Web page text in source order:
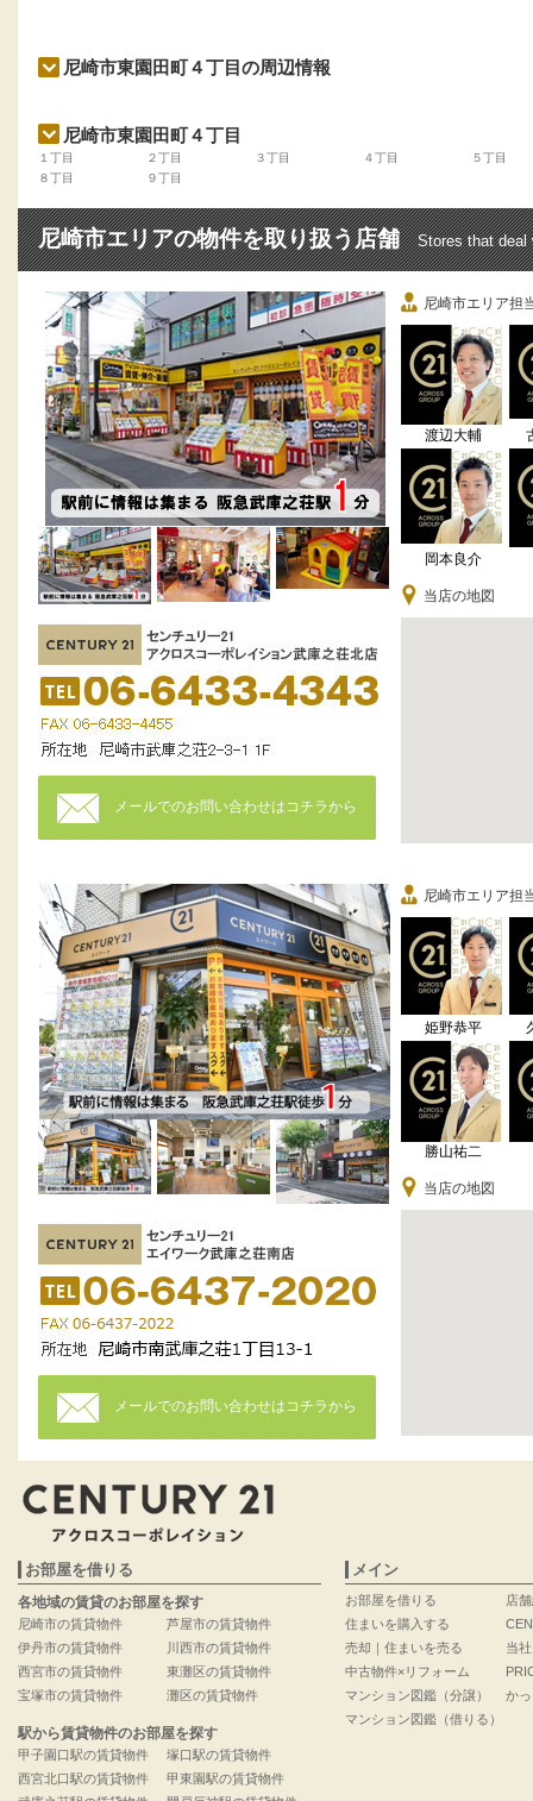
尼崎市東園田町４丁目の周辺情報
尼崎市東園田町４丁目
１丁目 ２丁目 ３丁目 ４丁目
５丁目
８丁目
９丁目
尼崎市エリアの物件を取り扱う店舗 Stores that deal
メールでのお問い合わせはコチラから
尼崎市エリア担
渡辺大輔
岡本良介
当店の地図
メールでのお問い合わせはコチラから
尼崎市エリア担
姫野恭平
勝山祐二
当店の地図
お部屋を借りる
各地域の賃貸のお部屋を探す
尼崎市の賃貸物件
伊丹市の賃貸物件
西宮市の賃貸物件
宝塚市の賃貸物件
芦屋市の賃貸物件
川西市の賃貸物件
東灘区の賃貸物件
灘区の賃貸物件
駅から賃貸物件のお部屋を探す
甲子園口駅の賃貸物件
西宮北口駅の賃貸物件
塚口駅の賃貸物件
甲東園駅の賃貸物件
メイン
お部屋を借りる
住まいを購入する
売却｜住まいを売る
中古物件×リフォーム
マンション図鑑（分譲）
マンション図鑑（借りる）
店
当
か